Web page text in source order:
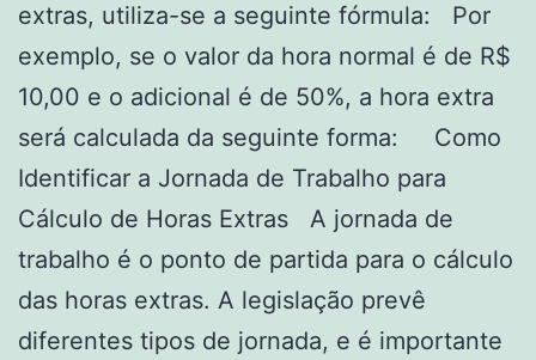
extras, utiliza-se a seguinte fórmula: Por
exemplo, se o valor da hora normal é de R$
10,00 e o adicional é de 50%, a hora extra
será calculada da seguinte forma: Como
Identificar a Jornada de Trabalho para
Cálculo de Horas Extras A jornada de
trabalho é o ponto de partida para o cálculo
das horas extras. A legislação prevê
diferentes tipos de jornada, e é importante